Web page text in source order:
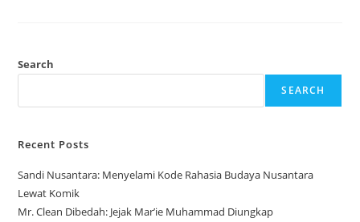
Search
SEARCH
Recent Posts
Sandi Nusantara: Menyelami Kode Rahasia Budaya Nusantara
Lewat Komik
Mr. Clean Dibedah: Jejak Mar’ie Muhammad Diungkap